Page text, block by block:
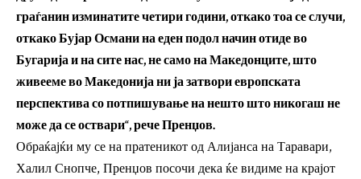
граѓанин изминатите четири години, откако тоа се случи,
откако Бујар Османи на еден подол начин отиде во
Бугарија и на сите нас, не само на Македонците, што
живееме во Македонија ни ја затвори европската
перспектива со потпишување на нешто што никогаш не
може да се оствари“, рече Пренџов.
Обраќајќи му се на пратеникот од Алијанса на Таравари,
Халил Снопче, Пренџов посочи дека ќе видиме на крајот